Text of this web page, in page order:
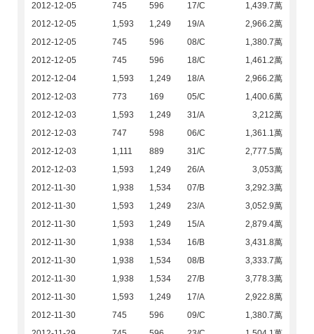
2012-12-05
745 596 17/C
1,439.7萬
2012-12-05
1,593 1,249 19/A
2,966.2萬
2012-12-05
745 596 08/C
1,380.7萬
2012-12-05
745 596 18/C
1,461.2萬
2012-12-04
1,593 1,249 18/A
2,966.2萬
2012-12-03
773 169 05/C
1,400.6萬
2012-12-03
1,593 1,249 31/A
3,212萬
2012-12-03
747 598 06/C
1,361.1萬
2012-12-03
1,111 889 31/C
2,777.5萬
2012-12-03
1,593 1,249 26/A
3,053萬
2012-11-30
1,938 1,534 07/B
3,292.3萬
2012-11-30
1,593 1,249 23/A
3,052.9萬
2012-11-30
1,593 1,249 15/A
2,879.4萬
2012-11-30
1,938 1,534 16/B
3,431.8萬
2012-11-30
1,938 1,534 08/B
3,333.7萬
2012-11-30
1,938 1,534 27/B
3,778.3萬
2012-11-30
1,593 1,249 17/A
2,922.8萬
2012-11-30
745 596 09/C
1,380.7萬